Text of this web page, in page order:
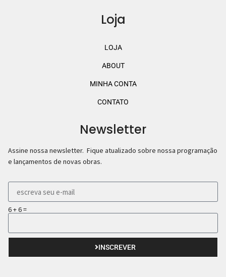
Loja
LOJA
ABOUT
MINHA CONTA
CONTATO
Newsletter
Assine nossa newsletter. Fique atualizado sobre nossa programação
e lançamentos de novas obras.
6 + 6 =
INSCREVER